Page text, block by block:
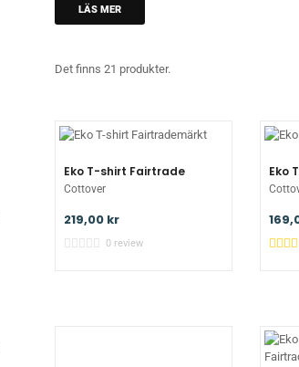
LÄS MER
Det finns 21 produkter.
Eko T-shirt Fairtrade
Cottover
219,00 kr
0 review
Eko